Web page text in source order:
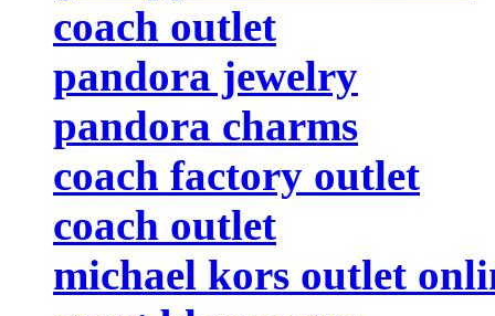
coach outlet
pandora jewelry
pandora charms
coach factory outlet
coach outlet
michael kors outlet